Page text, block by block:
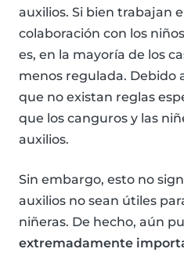
auxilios. Si bien trabajan
colaboración con los
es, en la mayoría de los
menos regulada. Debido
que no existan reglas
que los canguros y las
auxilios.
Sin embargo, esto no
auxilios no sean útiles
niñeras. De hecho, aún
extremadamente